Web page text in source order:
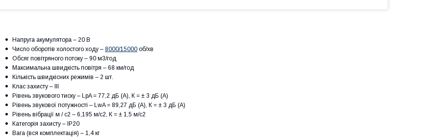
Напруга акумулятора – 20 В
Число оборотів холостого ходу – 8000/15000 об/хв
Обсяг повітряного потоку – 90 м3/год
Максимальна швидкість повітря – 68 км/год
Кількість швидкісних режимів – 2 шт.
Клас захисту – III
Рівень звукового тиску – LpA = 77,2 дБ (А), К = ± 3 дБ (А)
Рівень звукової потужності – LwA = 89,27 дБ (А), К = ± 3 дБ (А)
Рівень вібрації м / с2 – 6,195 м/с2, К = ± 1,5 м/с2
Категорія захисту – IP20
Вага (вся комплектація) – 1,4 кг